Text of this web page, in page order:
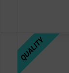
QUALITY